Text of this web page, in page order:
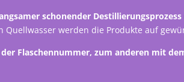
schonender Destillierungsprozess
werden die Produkte auf
Flaschennummer, zum anderen mit